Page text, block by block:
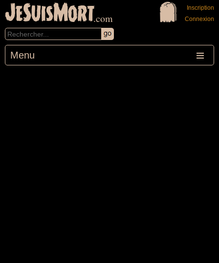
JeSuisMort.com
Menu
Inscription
Connexion